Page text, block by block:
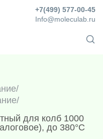
Info@moleculab.ru
+7(499) 577-00-45
/
/
для колб 1000
до 380°С